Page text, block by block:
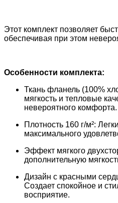
Этот комплект позволяет
обеспечивая при этом
Особенности комплекта:
Ткань фланель (100%
мягкость и тепловые
невероятного комфорта.
Плотность 160 г/м²:
максимального
Эффект мягкого
дополнительную
Дизайн с красными
Создает спокойное и
восприятие.